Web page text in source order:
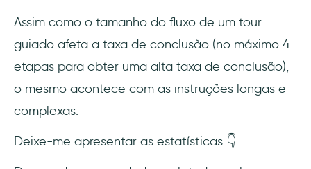
Assim como o tamanho do fluxo de um tour
guiado afeta a taxa de conclusão (no máximo 4
etapas para obter uma alta taxa de conclusão),
o mesmo acontece com as instruções longas e
complexas.
Deixe-me apresentar as estatísticas 👇